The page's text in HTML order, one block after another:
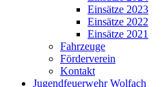
Einsätze 2023
Einsätze 2022
Einsätze 2021
Fahrzeuge
Förderverein
Kontakt
Jugendfeuerwehr Wolfach